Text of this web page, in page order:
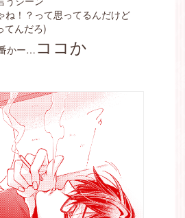
ね！？って思ってるんだけど
てんだろ)
かー… ココか